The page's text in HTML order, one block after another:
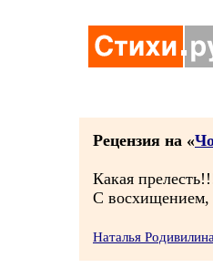
Рецензия на «
Какая
С восхищением,
Наталья Родивилина